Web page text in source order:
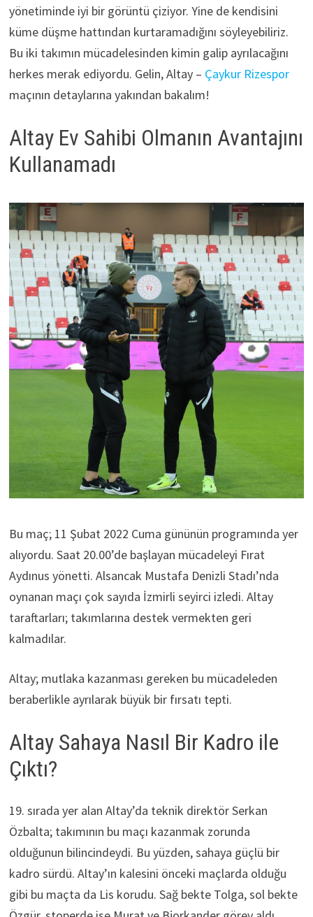
yönetiminde iyi bir görüntü çiziyor. Yine de kendisini
küme düşme hattından kurtaramadığını söyleyebiliriz.
Bu iki takımın mücadelesinden kimin galip ayrılacağını
herkes merak ediyordu. Gelin, Altay – Çaykur Rizespor
maçının detaylarına yakından bakalım!
Altay Ev Sahibi Olmanın Avantajını
Kullanamadı
Bu maç; 11 Şubat 2022 Cuma gününün programında yer
alıyordu. Saat 20.00’de başlayan mücadeleyi Fırat
Aydınus yönetti. Alsancak Mustafa Denizli Stadı’nda
oynanan maçı çok sayıda İzmirli seyirci izledi. Altay
taraftarları; takımlarına destek vermekten geri
kalmadılar.
Altay; mutlaka kazanması gereken bu mücadeleden
beraberlikle ayrılarak büyük bir fırsatı tepti.
Altay Sahaya Nasıl Bir Kadro ile
Çıktı?
19. sırada yer alan Altay’da teknik direktör Serkan
Özbalta; takımının bu maçı kazanmak zorunda
olduğunun bilincindeydi. Bu yüzden, sahaya güçlü bir
kadro sürdü. Altay’ın kalesini önceki maçlarda olduğu
gibi bu maçta da Lis korudu. Sağ bekte Tolga, sol bekte